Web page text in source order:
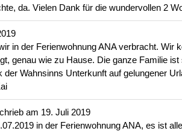
da. Vielen Dank für die wundervollen 2
in der Ferienwohnung ANA verbracht.
genau wie zu Hause. Die ganze Familie
der Wahnsinns Unterkunft auf gelungener
am 19. Juli 2019
in der Ferienwohnung ANA, es ist